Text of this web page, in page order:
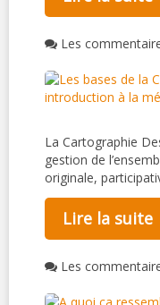
Les
La Cartographie
gestion de
originale,
Lire la suite
Les